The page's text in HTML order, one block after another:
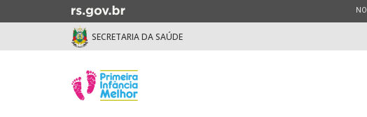
para
SECRETARIA DA SAÚDE